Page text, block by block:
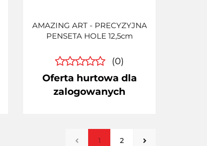
AMAZING ART - PRECYZYJNA
PENSETA HOLE 12,5cm
(0)
Oferta hurtowa dla
zalogowanych
1 2